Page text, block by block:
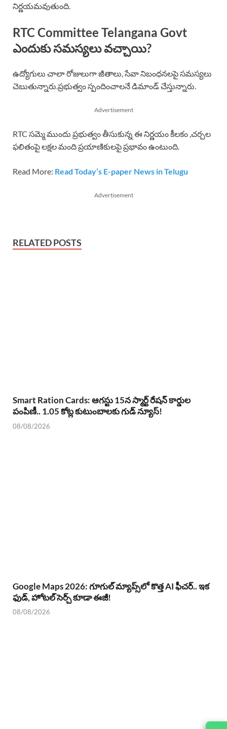
నిర్ణయమవుతుంది.
RTC Committee Telangana Govt
ఎందుకు సమస్యలు వచ్చాయి?
ఉద్యోగులు చాలా రోజులుగా జీతాలు, సేవా నిబంధనలపై సమస్యలు
చెబుతున్నారు.ప్రభుత్వం స్పందించాలనే డిమాండ్ చేస్తున్నారు.
Advertisement
RTC సమ్మె ముందు ప్రభుత్వం తీసుకున్న ఈ నిర్ణయం కీలకం ,చర్చల
ఫలితంపై లక్షల మంది ప్రయాణికులపై ప్రభావం ఉంటుంది.
Read More: Read Today’s E-paper News in Telugu
Advertisement
RELATED POSTS
Smart Ration Cards: ఆగస్టు 15న స్మార్ట్ రేషన్ కార్డుల
పంపిణీ.. 1.05 కోట్ల కుటుంబాలకు గుడ్ న్యూస్!
08/08/2026
Google Maps 2026: గూగుల్ మ్యాప్స్‌లో కొత్త AI ఫీచర్.. ఇక
ఫుడ్, హోటల్ సెర్చ్ కూడా ఈజీ!
08/08/2026